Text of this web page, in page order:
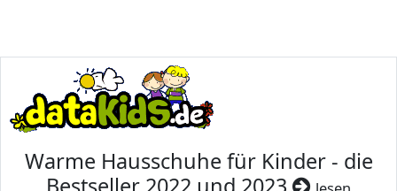
Warme Hausschuhe für Kinder - die